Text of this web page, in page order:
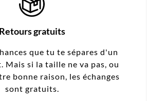
Retours gratuits
que tu te sépares d'un
Mais si la taille ne va pas, ou
bonne raison, les échanges
sont gratuits.